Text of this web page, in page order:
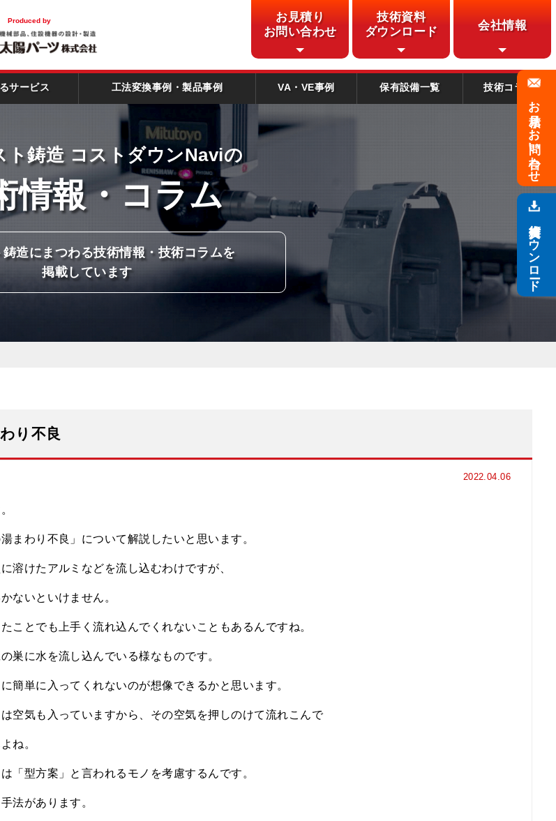
Produced by
お見積り
お問い合わせ
技術資料
ダウンロード
会社情報
サービス 工法変換事例・製品事例 VA・VE事例 保有設備一覧 技術コラム
ト鋳造 コストダウンNaviの
情報・コラム
造にまつわる技術情報・技術コラムを
掲載しています
り不良
2022.04.06
まわり不良」について解説したいと思います。
溶けたアルミなどを流し込むわけですが、
ないといけません。
ことでも上手く流れ込んでくれないこともあるんですね。
巣に水を流し込んでいる様なものです。
簡単に入ってくれないのが想像できるかと思います。
空気も入っていますから、その空気を押しのけて流れこんで
ね。
「型方案」と言われるモノを考慮するんです。
法があります。
お見積り・
お問い合わせ
ダウンロード